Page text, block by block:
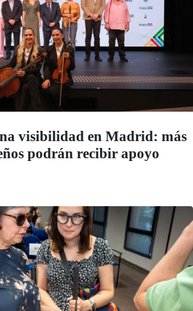
visibilidad en Madrid: más
podrán recibir apoyo